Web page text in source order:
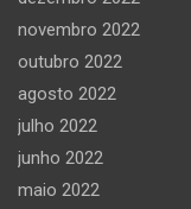
novembro 2022
outubro 2022
agosto 2022
julho 2022
junho 2022
maio 2022